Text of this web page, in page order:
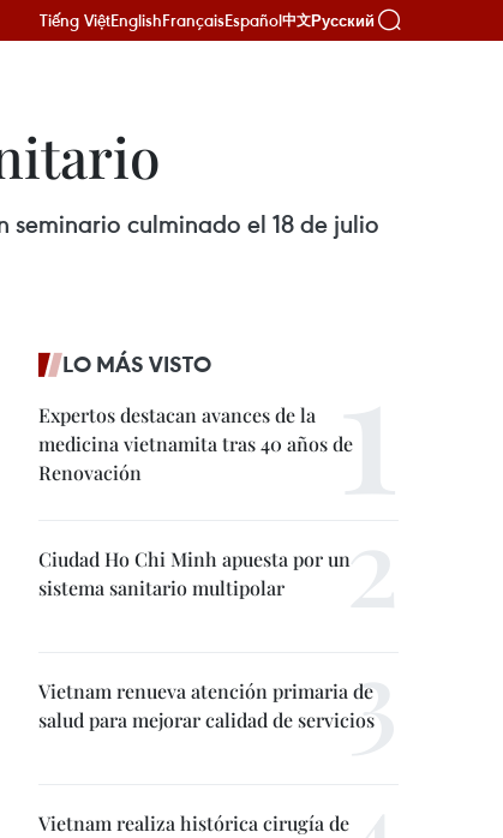
Tiếng ViệtEnglishFrançaisEspañol中文Русский
culminado el 18 de julio
LO MÁS VISTO
Expertos destacan avances de la
medicina vietnamita tras 40 años de
Renovación
Ciudad Ho Chi Minh apuesta por un
sistema sanitario multipolar
Vietnam renueva atención primaria de
salud para mejorar calidad de servicios
Vietnam realiza histórica cirugía de